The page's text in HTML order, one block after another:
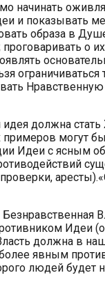
начинать
и показывать
образа в
о
должна стать
примеров могут
Идеи с ясным
Идеи
должна в
явным
людей будет